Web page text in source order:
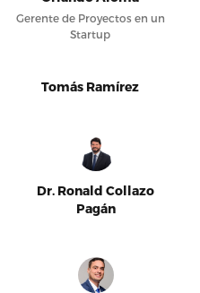
Gerente de Proyectos en un
Startup
Tomás Ramírez
Dr. Ronald Collazo
Pagán